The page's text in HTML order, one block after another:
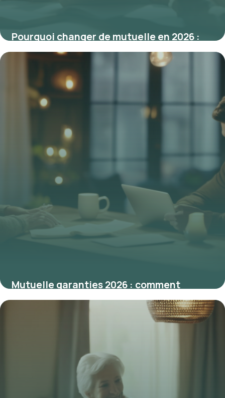
Pourquoi changer de mutuelle en 2026 :
les raisons d’une transition essentielle
Mutuelle garanties 2026 : comment
choisir la meilleure couverture santé